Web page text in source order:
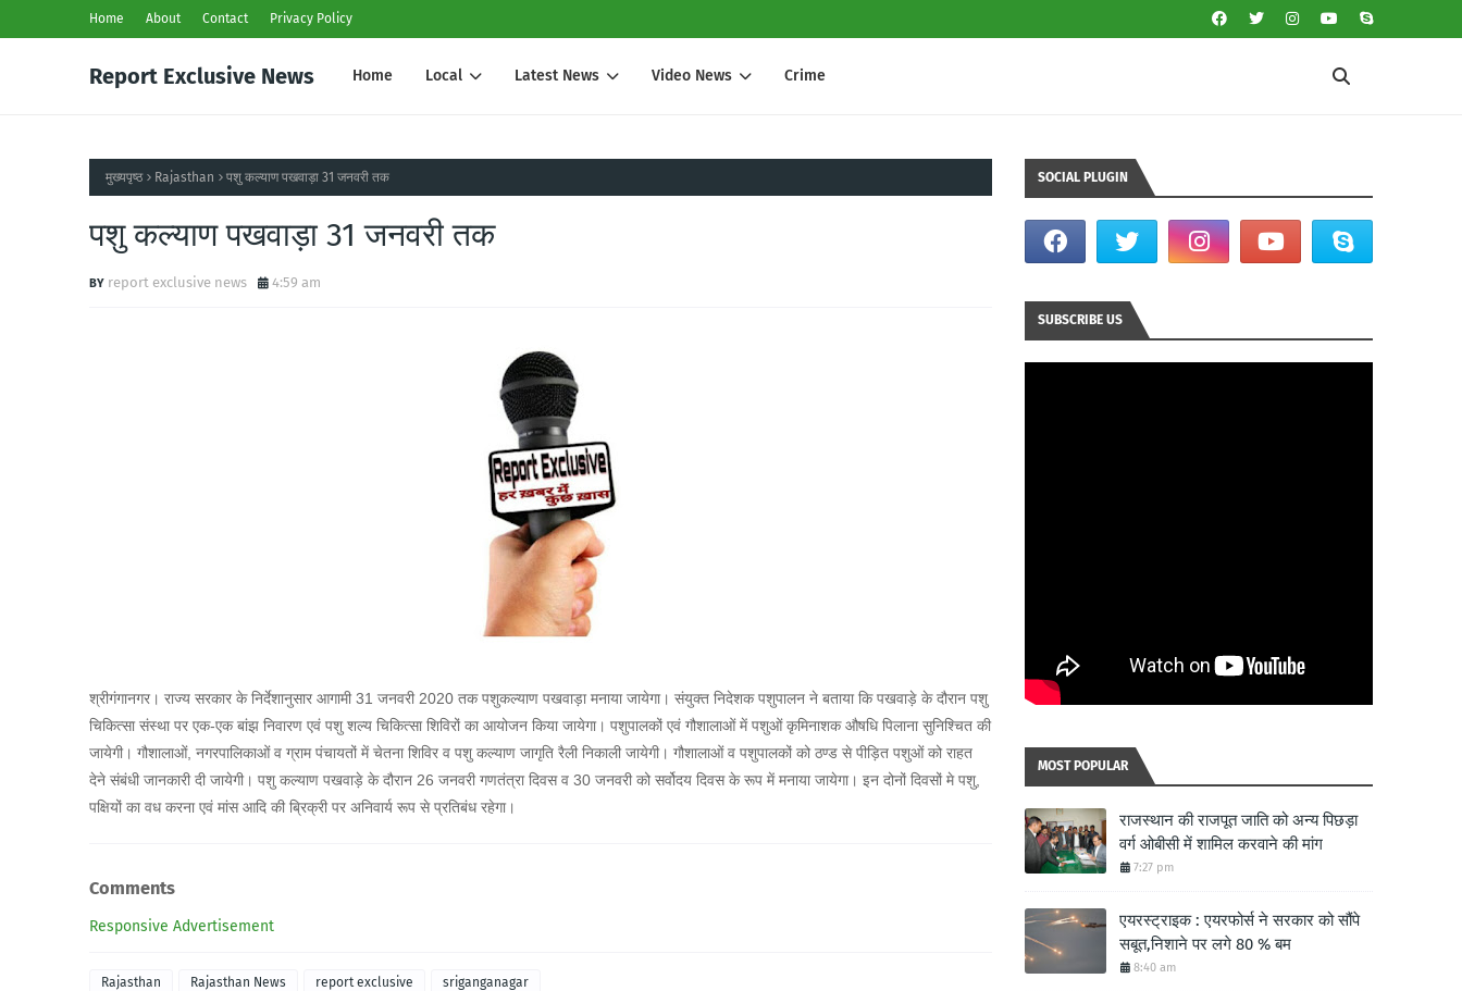
Home About Contact Privacy Policy
Report Exclusive News Home Local Latest News Video News Crime
मुख्यपृष्ठ Rajasthan पशु कल्याण पखवाड़ा 31 जनवरी तक
पशु कल्याण पखवाड़ा 31 जनवरी तक
report exclusive news 4:59 am
श्रीगंगानगर। राज्य सरकार के निर्देशानुसार आगामी 31 जनवरी 2020 तक पशुकल्याण पखवाड़ा मनाया जायेगा। संयुक्त निदेशक पशुपालन ने बताया कि पखवाड़े के दौरान पशु
चिकित्सा संस्था पर एक-एक बांझ निवारण एवं पशु शल्य चिकित्सा शिविरों का आयोजन किया जायेगा। पशुपालकों एवं गौशालाओं में पशुओं कृमिनाशक औषधि पिलाना सुनिश्चित की
जायेगी। गौशालाओं, नगरपालिकाओं व ग्राम पंचायतों में चेतना शिविर व पशु कल्याण जागृति रैली निकाली जायेगी। गौशालाओं व पशुपालकों को ठण्ड से पीड़ित पशुओं को राहत
देने संबंधी जानकारी दी जायेगी। पशु कल्याण पखवाड़े के दौरान 26 जनवरी गणतंत्रा दिवस व 30 जनवरी को सर्वोदय दिवस के रूप में मनाया जायेगा। इन दोनों दिवसों मे पशु,
पक्षियों का वध करना एवं मांस आदि की ब्रिक्री पर अनिवार्य रूप से प्रतिबंध रहेगा।
Comments
Responsive Advertisement
Rajasthan Rajasthan News report exclusive sriganganagar
SOCIAL PLUGIN
SUBSCRIBE US
MOST POPULAR
राजस्थान की राजपूत जाति को अन्य पिछड़ा
वर्ग ओबीसी में शामिल करवाने की मांग
7:27 pm
एयरस्ट्राइक : एयरफोर्स ने सरकार को सौंपे
सबूत,निशाने पर लगे 80 % बम
8:40 am